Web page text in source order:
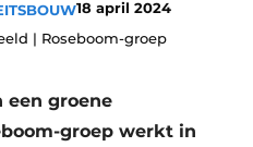
18 april 2024
| Roseboom-groep
een groene
groep werkt in